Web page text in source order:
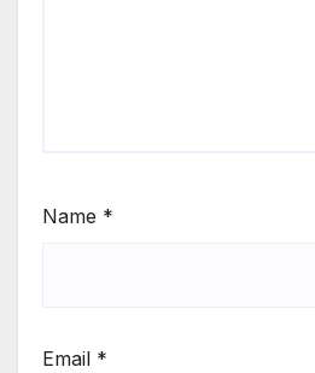
Name *
Email *